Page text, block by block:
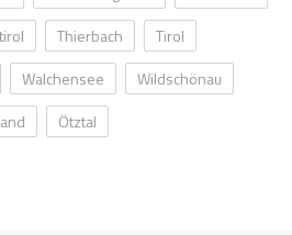
Thierbach
Tirol
Walchensee
Wildschönau
Ötztal